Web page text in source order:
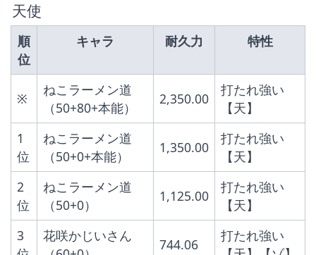
天使
順
位
キャラ 耐久力 特性
※
ねこラーメン道
（50+80+本能）
2,350.00
打たれ強い
【天】
1
位
ねこラーメン道
（50+0+本能）
1,350.00
打たれ強い
【天】
2
位
ねこラーメン道
（50+0）
1,125.00
打たれ強い
【天】
3
花咲かじいさん
744.06
打たれ強い